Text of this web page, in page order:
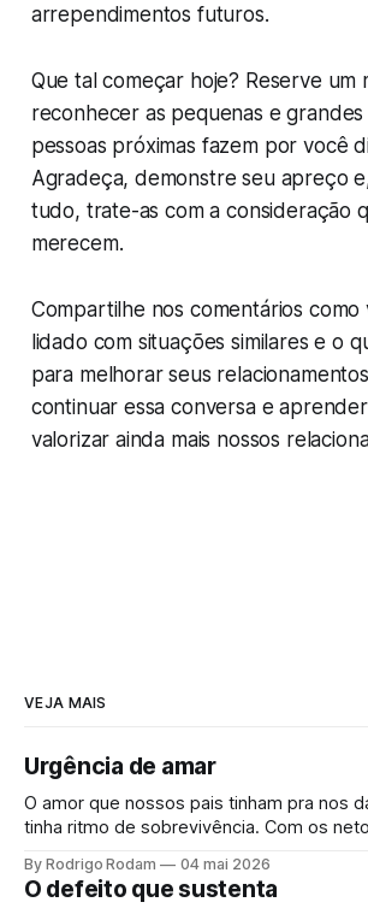
arrependimentos futuros.
Que tal começar hoje? Reserve um
reconhecer as pequenas e grandes
pessoas próximas fazem por você
Agradeça, demonstre seu apreço
tudo, trate-as com a consideração
merecem.
Compartilhe nos comentários como
lidado com situações similares e o
para melhorar seus
continuar essa conversa e
valorizar ainda mais nossos
VEJA MAIS
Urgência de amar
O amor que nossos pais tinham pra nos
tinha ritmo de sobrevivência. Com os
vem junto uma urgência que ninguém
By Rodrigo Rodam 04 mai 2026
O defeito que sustenta